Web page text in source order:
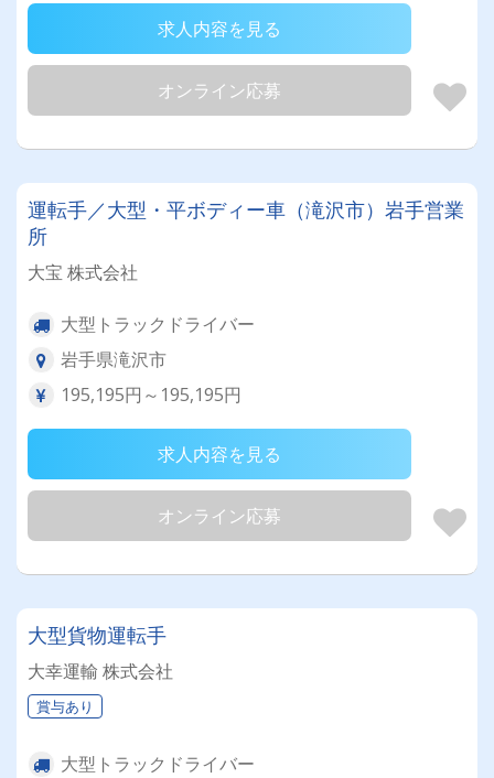
求人内容を見る
オンライン応募
運転手／大型・平ボディー車（滝沢市）岩手営業
所
大宝 株式会社
大型トラックドライバー
岩手県滝沢市
195,195円～195,195円
求人内容を見る
オンライン応募
大型貨物運転手
大幸運輸 株式会社
賞与あり
大型トラックドライバー